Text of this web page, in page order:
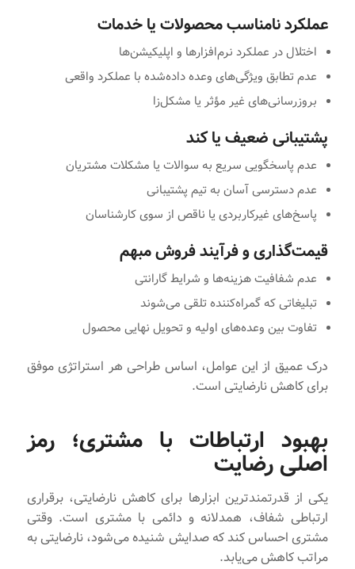
عملکرد نامناسب محصولات یا خدمات
اختلال در عملکرد نرم‌افزارها و اپلیکیشن‌ها
عدم تطابق ویژگی‌های وعده داده‌شده با عملکرد واقعی
بروزرسانی‌های غیر مؤثر یا مشکل‌زا
پشتیبانی ضعیف یا کند
عدم پاسخگویی سریع به سوالات یا مشکلات مشتریان
عدم دسترسی آسان به تیم پشتیبانی
پاسخ‌های غیرکاربردی یا ناقص از سوی کارشناسان
قیمت‌گذاری و فرآیند فروش مبهم
عدم شفافیت هزینه‌ها و شرایط گارانتی
تبلیغاتی که گمراه‌کننده تلقی می‌شوند
تفاوت بین وعده‌های اولیه و تحویل نهایی محصول
درک عمیق از این عوامل، اساس طراحی هر استراتژی موفق
برای کاهش نارضایتی است.
بهبود ارتباطات با مشتری؛ رمز
اصلی رضایت
یکی از قدرتمندترین ابزارها برای کاهش نارضایتی، برقراری
ارتباطی شفاف، همدلانه و دائمی با مشتری است. وقتی
مشتری احساس کند که صدایش شنیده می‌شود، نارضایتی به
مراتب کاهش می‌یابد.